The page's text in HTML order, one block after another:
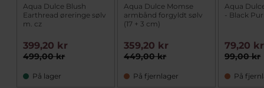
Aqua Dulce Blush
Earthread øreringe sølv
m. cz
499,00 kr
399,20 kr
På lager
Aqua Dulce Momse
armbånd forgyldt sølv
(17 + 3 cm)
449,00 kr
359,20 kr
På fjernlager
Aqua
- Black
99,00 kr
79,20 kr
På